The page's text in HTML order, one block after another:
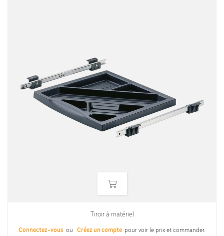
Tiroir à matériel
Connectez-vous ou Créez un compte pour voir le prix et commander.